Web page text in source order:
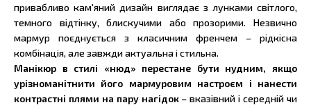
привабливо кам'яний дизайн виглядає з лунками світлого,
темного відтінку, блискучими або прозорими. Незвично
мармур поєднується з класичним френчем – рідкісна
комбінація, але завжди актуальна і стильна.
Манікюр в стилі «нюд» перестане бути нудним, якщо
урізноманітнити його мармуровим настроєм і нанести
контрастні плями на пару нагідок– вказівний і середній чи